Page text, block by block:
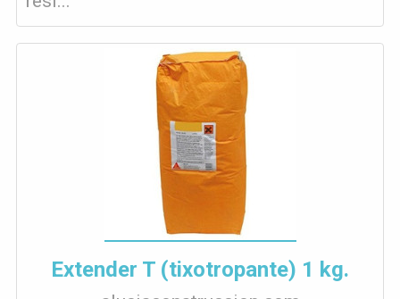
Extender T (tixotropante) 1 kg.